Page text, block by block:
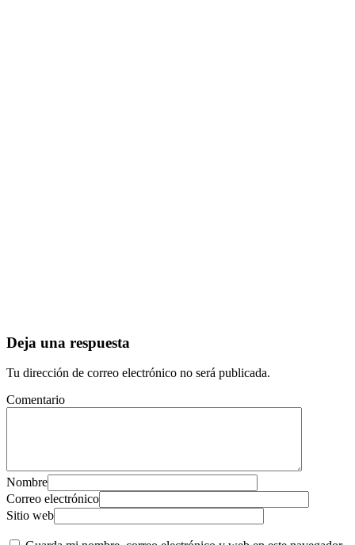
Deja una respuesta
Tu dirección de correo electrónico no será publicada.
Comentario
Nombre
Correo electrónico
Sitio web